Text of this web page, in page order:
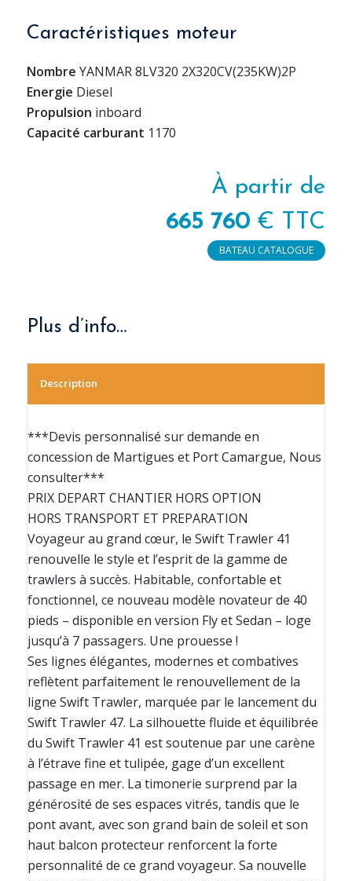
Caractéristiques moteur
Nombre YANMAR 8LV320 2X320CV(235KW)2P
Energie Diesel
Propulsion inboard
Capacité carburant 1170
À partir de
665 760 € TTC
BATEAU CATALOGUE
Plus d’info…
Description
***Devis personnalisé sur demande en
concession de Martigues et Port Camargue, Nous
consulter***
PRIX DEPART CHANTIER HORS OPTION
HORS TRANSPORT ET PREPARATION
Voyageur au grand cœur, le Swift Trawler 41
renouvelle le style et l’esprit de la gamme de
trawlers à succès. Habitable, confortable et
fonctionnel, ce nouveau modèle novateur de 40
pieds – disponible en version Fly et Sedan – loge
jusqu’à 7 passagers. Une prouesse !
Ses lignes élégantes, modernes et combatives
reflètent parfaitement le renouvellement de la
ligne Swift Trawler, marquée par le lancement du
Swift Trawler 47. La silhouette fluide et équilibrée
du Swift Trawler 41 est soutenue par une carène
à l’étrave fine et tulipée, gage d’un excellent
passage en mer. La timonerie surprend par la
générosité de ses espaces vitrés, tandis que le
pont avant, avec son grand bain de soleil et son
haut balcon protecteur renforcent la forte
personnalité de ce grand voyageur. Sa nouvelle